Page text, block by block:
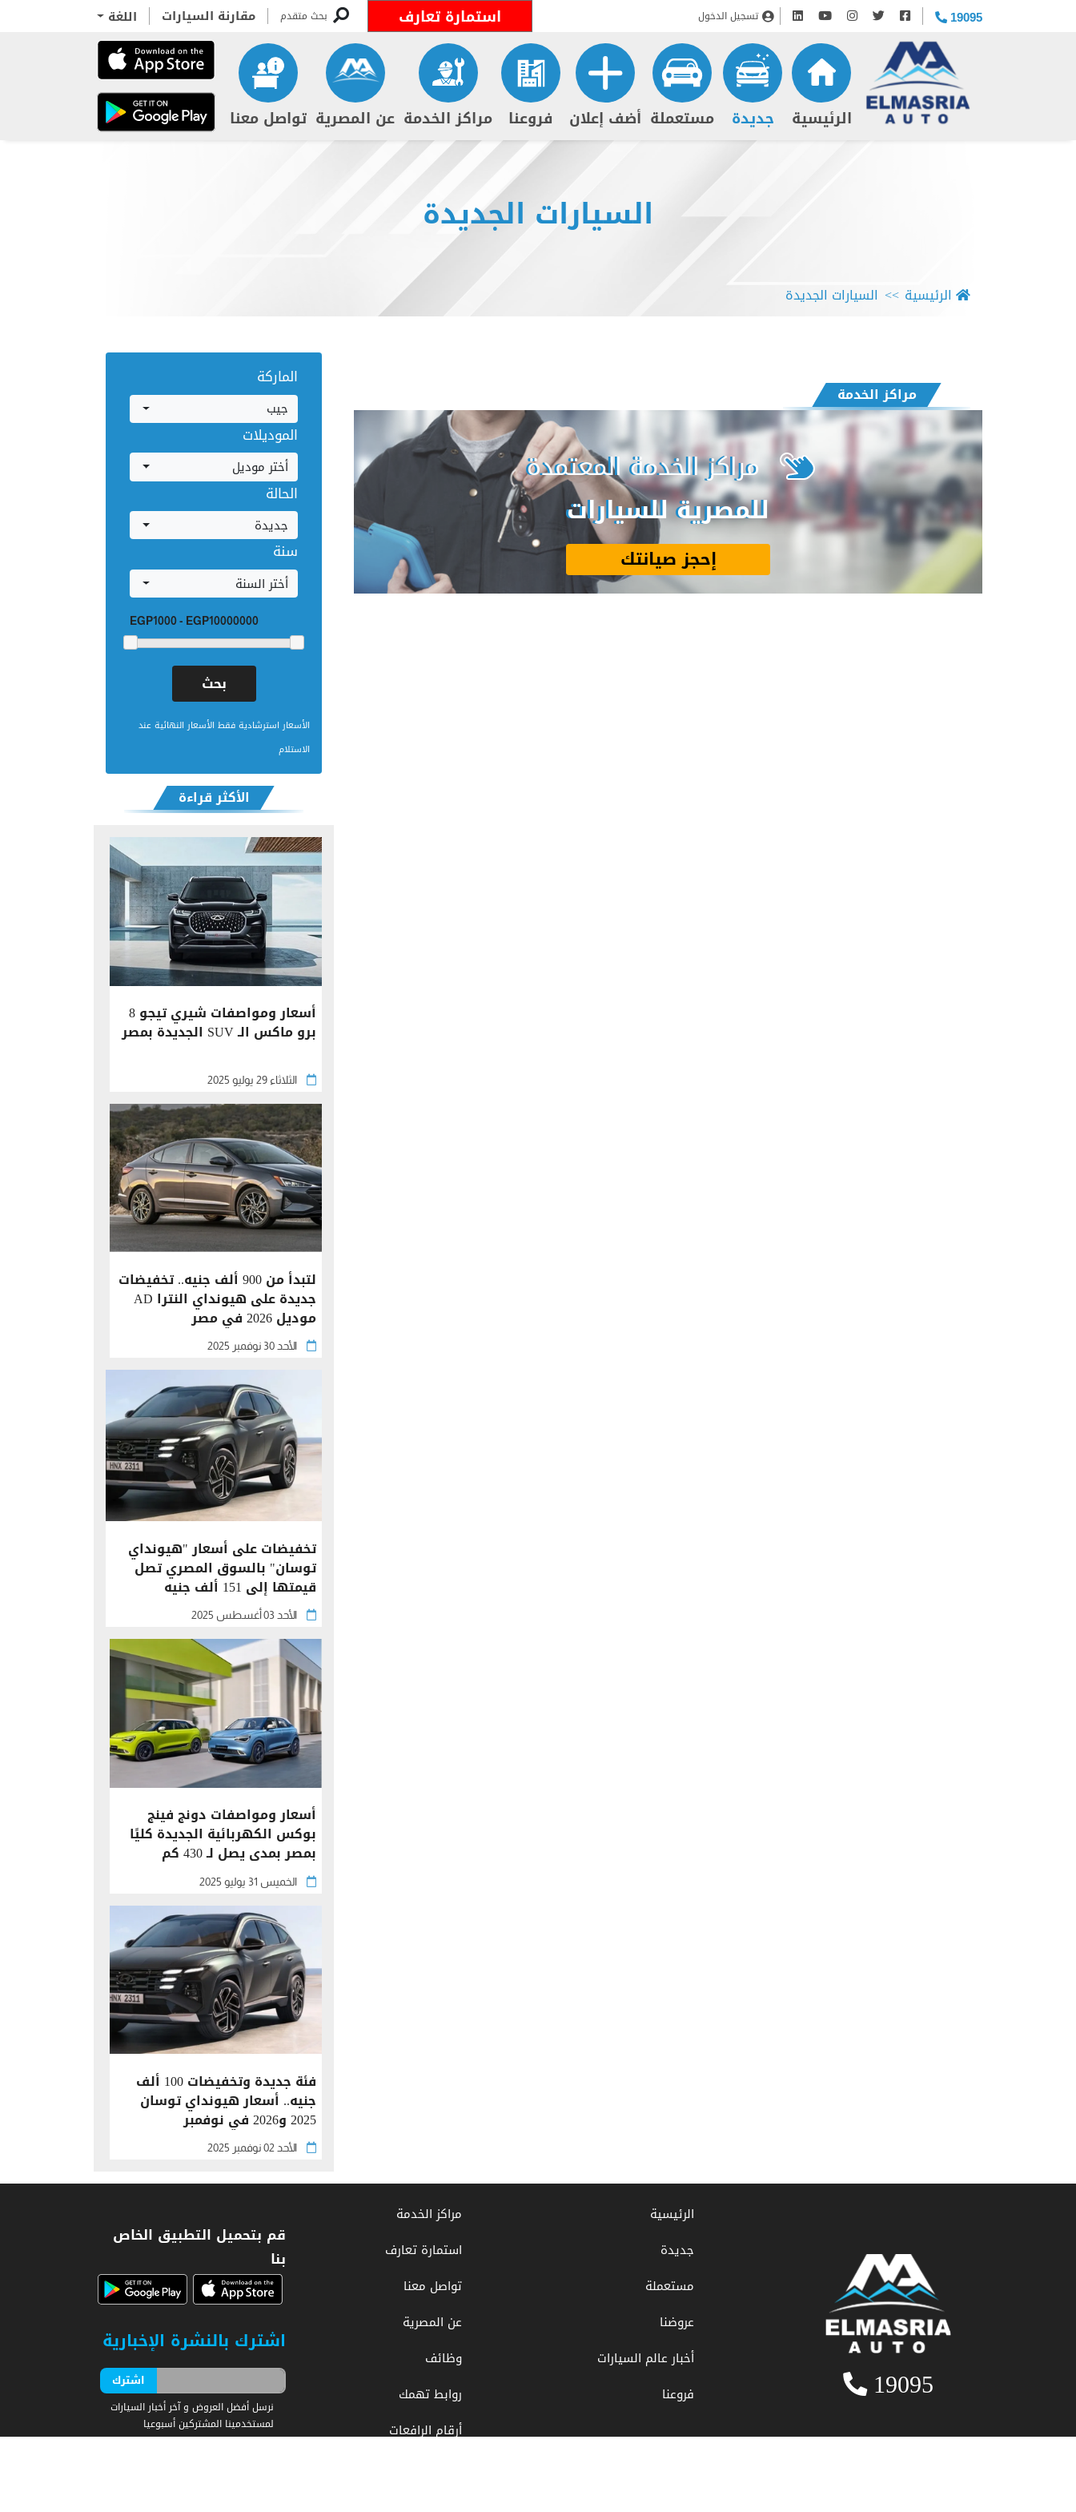
19095 تسجيل الدخول استمارة تعارف بحث متقدم مقارنة السيارات اللغة
الرئيسية جديدة مستعملة أضف إعلان فروعنا مراكز الخدمة عن المصرية تواصل معنا
السيارات الجديدة
الرئيسية السيارات الجديدة
مراكز الخدمة
مراكز الخدمة المعتمدة
للمصرية للسيارات
إحجز صيانتك
الماركة
جيب
الموديلات
أختر موديل
الحالة
جديدة
سنة
أختر السنة
EGP1000- EGP10000000
الأسعار استرشادية فقط الأسعار النهائية عند
الاستلام
الأكثر قراءة
أسعار ومواصفات شيري تيجو 8
برو ماكس الـ SUV الجديدة بمصر
الثلاثاء 29 يوليو 2025
لتبدأ من 900 ألف جنيه.. تخفيضات
جديدة على هيونداي النترا AD
موديل 2026 في مصر
الأحد 30 نوفمبر 2025
تخفيضات على أسعار "هيونداي
توسان" بالسوق المصري تصل
قيمتها إلى 151 ألف جنيه
الأحد 03 أغسطس 2025
أسعار ومواصفات دونج فينج
بوكس الكهربائية الجديدة كليًا
بمصر بمدى يصل لـ 430 كم
الخميس 31 يوليو 2025
فئة جديدة وتخفيضات 100 ألف
جنيه.. أسعار هيونداي توسان
2025 و2026 في نوفمبر
الأحد 02 نوفمبر 2025
19095
الرئيسية
جديدة
مستعملة
عروضنا
أخبار عالم السيارات
فروعنا
مراكز الخدمة
استمارة تعارف
تواصل معنا
عن المصرية
وظائف
روابط تهمك
أرقام الرافعات
قم بتحميل التطبيق الخاص
بنا
اشترك بالنشرة الإخبارية
نرسل أفضل العروض و آخر أخبار السيارات
لمستخدمينا المشتركين أسبوعيا